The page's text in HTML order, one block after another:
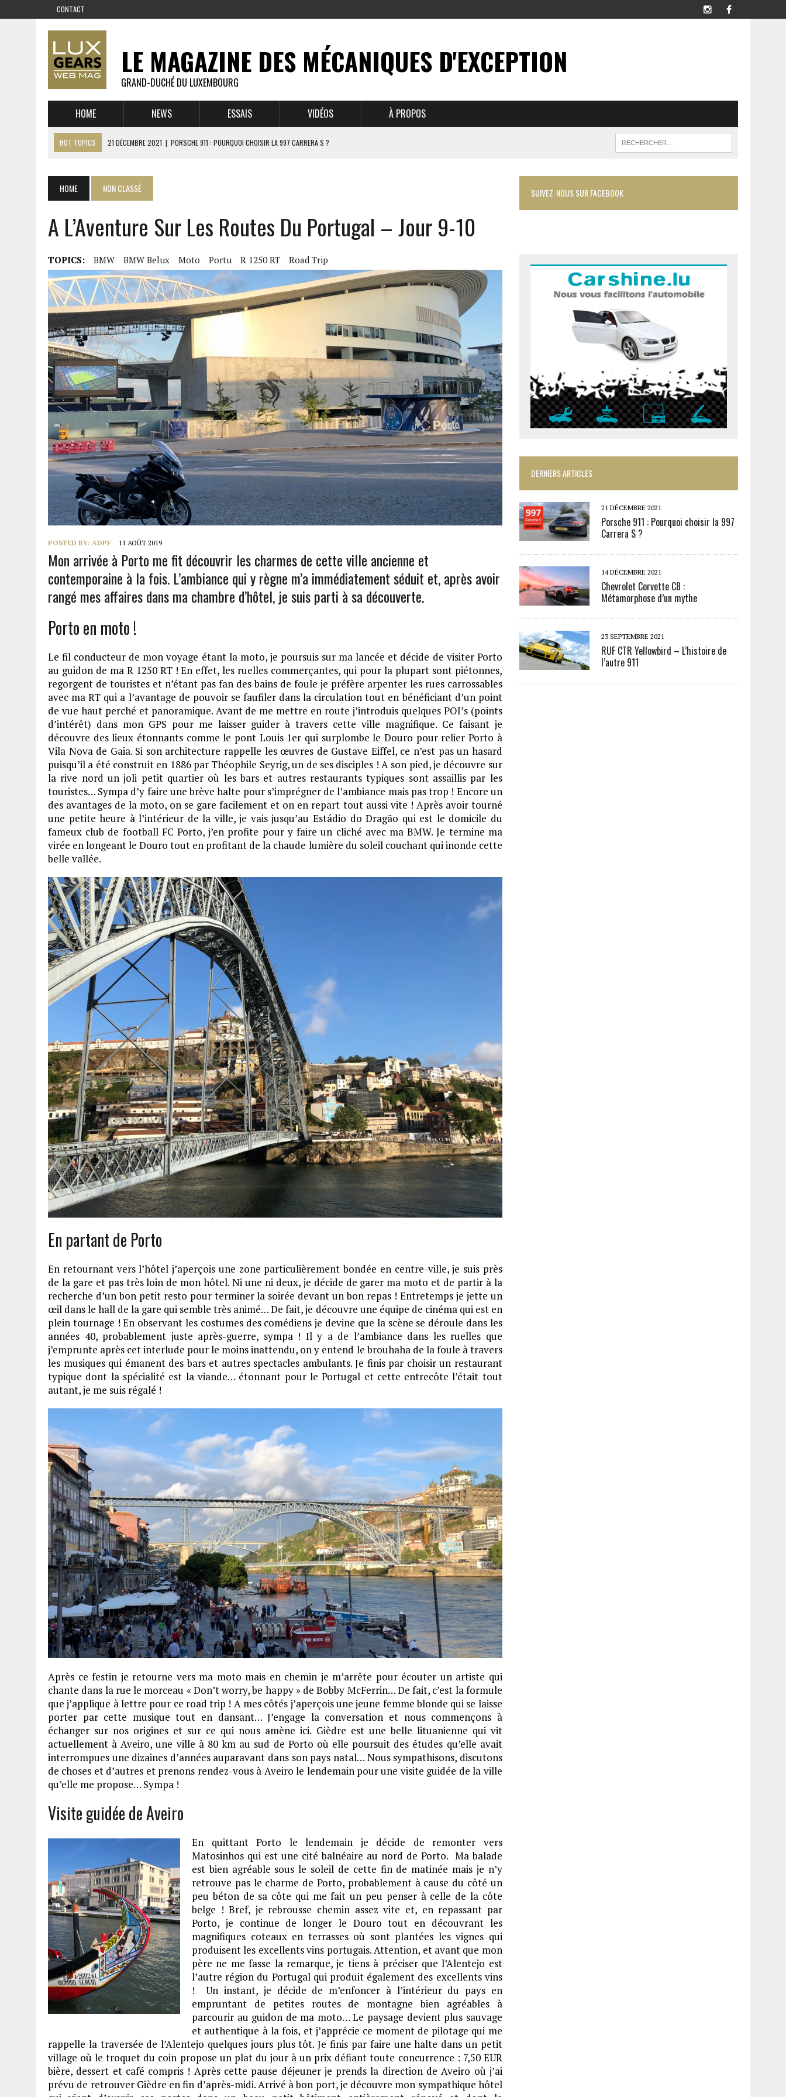
CONTACT
LE MAGAZINE DES MÉCANIQUES D'EXCEPTION
GRAND-DUCHÉ DU LUXEMBOURG
HOME NEWS ESSAIS VIDÉOS À PROPOS
HOT TOPICS 21 DÉCEMBRE 2021 | PORSCHE 911 : POURQUOI CHOISIR LA 997 CARRERA S ?
RUF CTR YELLOWBIRD – L’HISTOIRE DE L’AUTRE 911
1 JUIN 2021 | GROUPE 3 : ALPINE A110 1600 S VS PORSCHE 911 2,7 RS
6 AVRIL 2021
DE L’HUILE SUR LA PISTE – ART CARS
22 OCTOBRE 2020 | EXPO MAZDA 100 ANS – AUTOWORLD MUSEUM BRUSSELS
HOME NON CLASSÉ
A L’Aventure Sur Les Routes Du Portugal – Jour 9-10
TOPICS: BMW BMW Belux Moto Portu R 1250 RT Road Trip
POSTED BY: ADPF 11 AOÛT 2019
Mon arrivée à Porto me fit découvrir les charmes de cette ville ancienne et
contemporaine à la fois. L’ambiance qui y règne m’a immédiatement séduit et, après avoir
rangé mes affaires dans ma chambre d’hôtel, je suis parti à sa découverte.
Porto en moto !
Le fil conducteur de mon voyage étant la moto, je poursuis sur ma lancée et décide de visiter Porto
au guidon de ma R 1250 RT ! En effet, les ruelles commerçantes, qui pour la plupart sont piétonnes,
regorgent de touristes et n’étant pas fan des bains de foule je préfère arpenter les rues carrossables
avec ma RT qui a l’avantage de pouvoir se faufiler dans la circulation tout en bénéficiant d’un point
de vue haut perché et panoramique. Avant de me mettre en route j’introduis quelques POI’s (points
d’intérêt) dans mon GPS pour me laisser guider à travers cette ville magnifique. Ce faisant je
découvre des lieux étonnants comme le pont Louis 1er qui surplombe le Douro pour relier Porto à
Vila Nova de Gaia. Si son architecture rappelle les œuvres de Gustave Eiffel, ce n’est pas un hasard
puisqu’il a été construit en 1886 par Théophile Seyrig, un de ses disciples ! A son pied, je découvre sur
la rive nord un joli petit quartier où les bars et autres restaurants typiques sont assaillis par les
touristes… Sympa d’y faire une brève halte pour s’imprégner de l’ambiance mais pas trop ! Encore un
des avantages de la moto, on se gare facilement et on en repart tout aussi vite ! Après avoir tourné
une petite heure à l’intérieur de la ville, je vais jusqu’au Estádio do Dragão qui est le domicile du
fameux club de football FC Porto, j’en profite pour y faire un cliché avec ma BMW. Je termine ma
virée en longeant le Douro tout en profitant de la chaude lumière du soleil couchant qui inonde cette
belle vallée.
En partant de Porto
En retournant vers l’hôtel j’aperçois une zone particulièrement bondée en centre-ville, je suis près
de la gare et pas très loin de mon hôtel. Ni une ni deux, je décide de garer ma moto et de partir à la
recherche d’un bon petit resto pour terminer la soirée devant un bon repas ! Entretemps je jette un
œil dans le hall de la gare qui semble très animé… De fait, je découvre une équipe de cinéma qui est en
plein tournage ! En observant les costumes des comédiens je devine que la scène se déroule dans les
années 40, probablement juste après-guerre, sympa ! Il y a de l’ambiance dans les ruelles que
j’emprunte après cet interlude pour le moins inattendu, on y entend le brouhaha de la foule à travers
les musiques qui émanent des bars et autres spectacles ambulants. Je finis par choisir un restaurant
typique dont la spécialité est la viande… étonnant pour le Portugal et cette entrecôte l’était tout
autant, je me suis régalé !
Après ce festin je retourne vers ma moto mais en chemin je m’arrête pour écouter un artiste qui
chante dans la rue le morceau « Don’t worry, be happy » de Bobby McFerrin… De fait, c’est la formule
que j’applique à lettre pour ce road trip ! A mes côtés j’aperçois une jeune femme blonde qui se laisse
porter par cette musique tout en dansant… J’engage la conversation et nous commençons à
échanger sur nos origines et sur ce qui nous amène ici. Gièdre est une belle lituanienne qui vit
actuellement à Aveiro, une ville à 80 km au sud de Porto où elle poursuit des études qu’elle avait
interrompues une dizaines d’années auparavant dans son pays natal… Nous sympathisons, discutons
de choses et d’autres et prenons rendez-vous à Aveiro le lendemain pour une visite guidée de la ville
qu’elle me propose… Sympa !
Visite guidée de Aveiro
En quittant Porto le lendemain je décide de remonter vers
Matosinhos qui est une cité balnéaire au nord de Porto. Ma balade
est bien agréable sous le soleil de cette fin de matinée mais je n’y
retrouve pas le charme de Porto, probablement à cause du côté un
peu béton de sa côte qui me fait un peu penser à celle de la côte
belge ! Bref, je rebrousse chemin assez vite et, en repassant par
Porto, je continue de longer le Douro tout en découvrant les
magnifiques coteaux en terrasses où sont plantées les vignes qui
produisent les excellents vins portugais. Attention, et avant que mon
père ne me fasse la remarque, je tiens à préciser que l’Alentejo est
l’autre région du Portugal qui produit également des excellents vins
! Un instant, je décide de m’enfoncer à l’intérieur du pays en
empruntant de petites routes de montagne bien agréables à
parcourir au guidon de ma moto… Le paysage devient plus sauvage
et authentique à la fois, et j’apprécie ce moment de pilotage qui me
rappelle la traversée de l’Alentejo quelques jours plus tôt. Je finis par faire une halte dans un petit
village où le troquet du coin propose un plat du jour à un prix défiant toute concurrence : 7,50 EUR
bière, dessert et café compris ! Après cette pause déjeuner je prends la direction de Aveiro où j’ai
prévu de retrouver Gièdre en fin d’après-midi. Arrivé à bon port, je découvre mon sympathique hôtel
SUIVEZ-NOUS SUR FACEBOOK
DERNIERS ARTICLES
21 DÉCEMBRE 2021
Porsche 911 : Pourquoi choisir la 997
Carrera S ?
14 DÉCEMBRE 2021
Chevrolet Corvette C8 :
Métamorphose d’un mythe
23 SEPTEMBRE 2021
RUF CTR Yellowbird – L’histoire de
l’autre 911